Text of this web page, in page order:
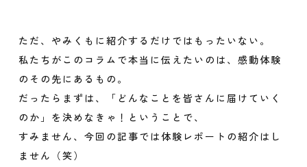
ただ、やみくもに紹介するだけではもったいない。
私たちがこのコラムで本当に伝えたいのは、感動体験
のその先にあるもの。
だったらまずは、「どんなことを皆さんに届けていく
のか」を決めなきゃ！ということで、
すみません、今回の記事では体験レポートの紹介はし
ません（笑）